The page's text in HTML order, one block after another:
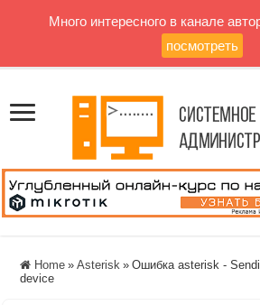
Home » Asterisk » Ошибка asterisk -
device
Много интересного в канале
посмотреть